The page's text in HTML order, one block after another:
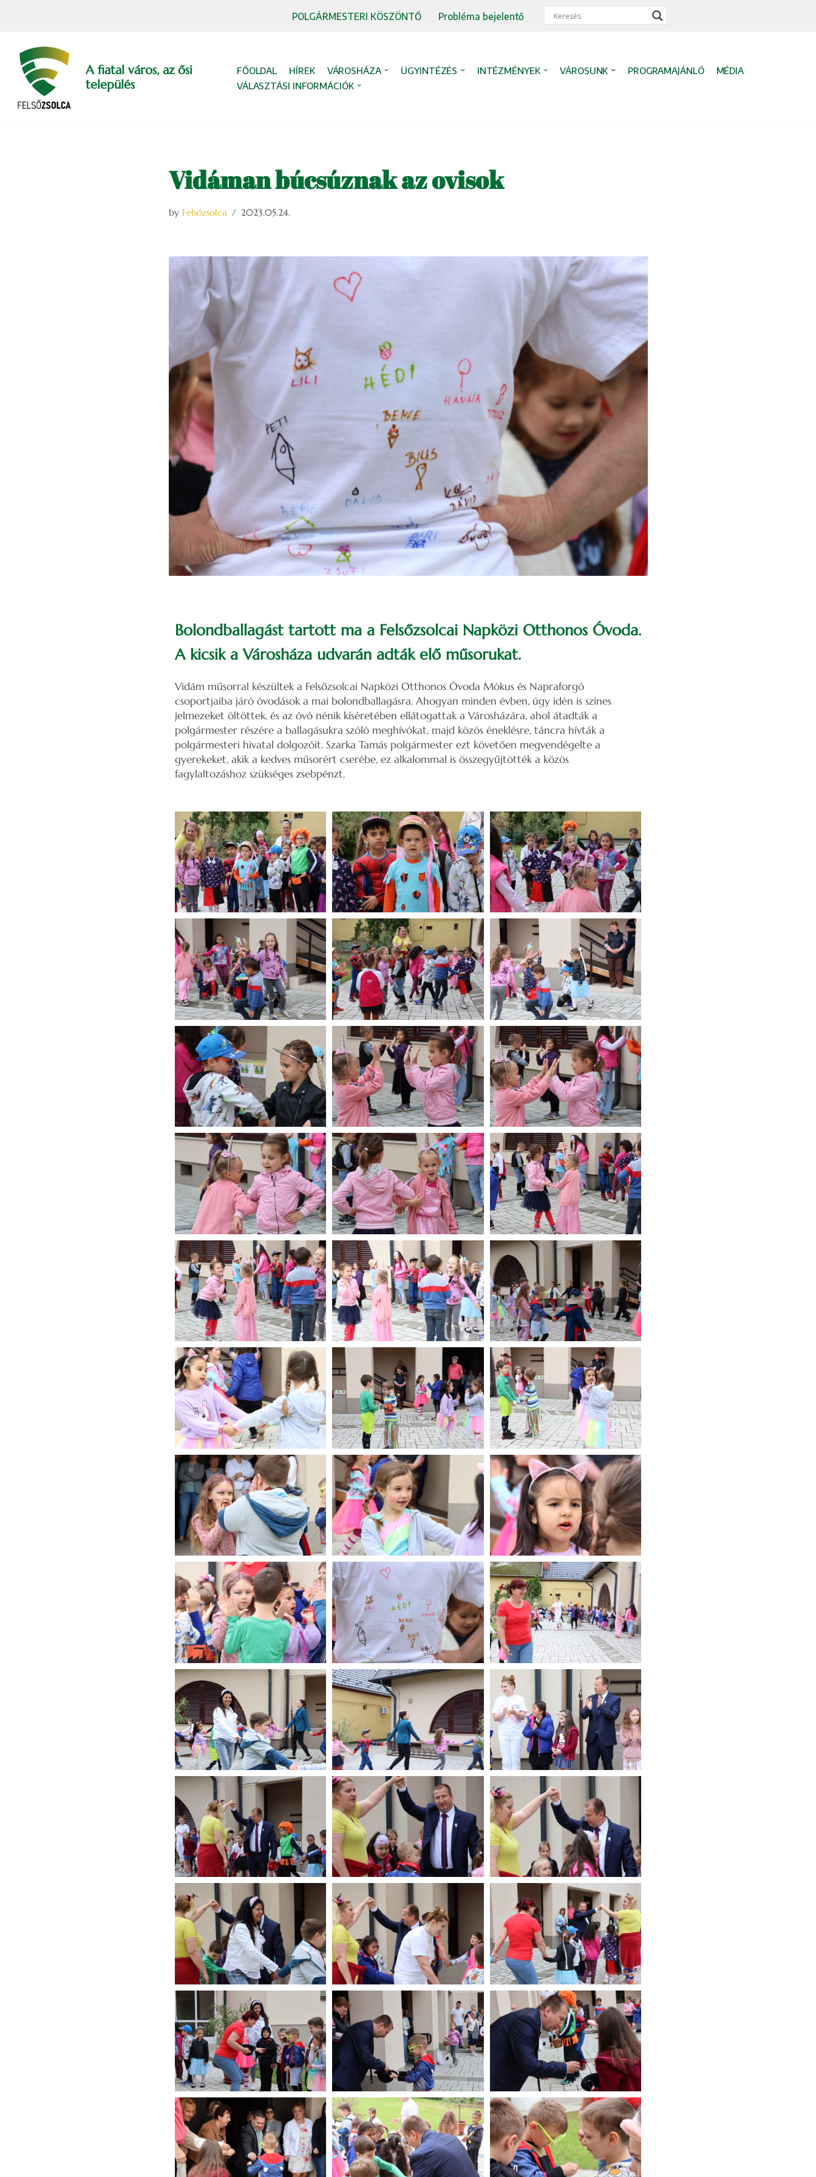
content
POLGÁRMESTERI KÖSZÖNTŐ Probléma bejelentő
A fiatal város, az ősi
település
FŐOLDAL HÍREK VÁROSHÁZA ÜGYINTÉZÉS INTÉZMÉNYEK VÁROSUNK PROGRAMAJÁNLÓ
MÉDIA
VÁLASZTÁSI INFORMÁCIÓK
Vidáman búcsúznak az ovisok
by Felsőzsolca 2023.05.24.
Bolondballagást tartott ma a Felsőzsolcai Napközi Otthonos Óvoda.
A kicsik a Városháza udvarán adták elő műsorukat.
Vidám műsorral készültek a Felsőzsolcai Napközi Otthonos Óvoda Mókus és Napraforgó
csoportjaiba járó óvodások a mai bolondballagásra. Ahogyan minden évben, úgy idén is színes
jelmezeket öltöttek, és az óvó nénik kíséretében ellátogattak a Városházára, ahol átadták a
polgármester részére a ballagásukra szóló meghívókat, majd közös éneklésre, táncra hívták a
polgármesteri hivatal dolgozóit. Szarka Tamás polgármester ezt követően megvendégelte a
gyerekeket, akik a kedves műsorért cserébe, ez alkalommal is összegyűjtötték a közös
fagylaltozáshoz szükséges zsebpénzt.